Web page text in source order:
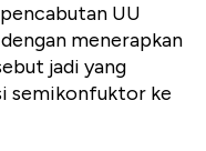
UU
menerapkan
jadi yang
semikonfuktor ke